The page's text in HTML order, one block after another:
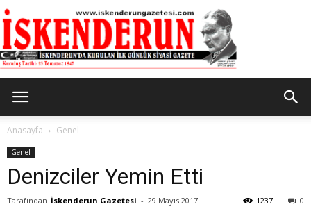
Gazetesi
Anasayfa Genel
Genel
Denizciler Yemin Etti
Tarafından İskenderun Gazetesi - 29 Mayıs 2017 0
1237